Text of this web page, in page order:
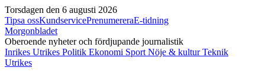
Torsdagen den 6 augusti 2026
Tipsa ossKundservicePrenumereraE-tidning
Morgonbladet
Oberoende nyheter och fördjupande journalistik
Inrikes Utrikes Politik Ekonomi Sport Nöje & kulturTeknik
Utrikes